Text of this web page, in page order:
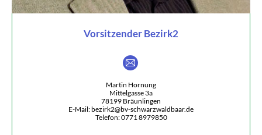
Vorsitzender Bezirk2
Martin Hornung
Mittelgasse 3a
78199 Bräunlingen
E-Mail: bezirk2@bv-schwarzwaldbaar.de
Telefon: 0771 8979850
E-
mail